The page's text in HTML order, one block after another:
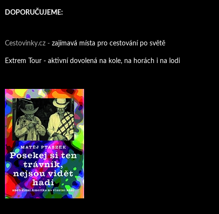
DOPORUČUJEME:
Cestovinky.cz - zajímavá místa pro cestování po světě
Extrem Tour - aktivní dovolená na kole, na horách i na lodi